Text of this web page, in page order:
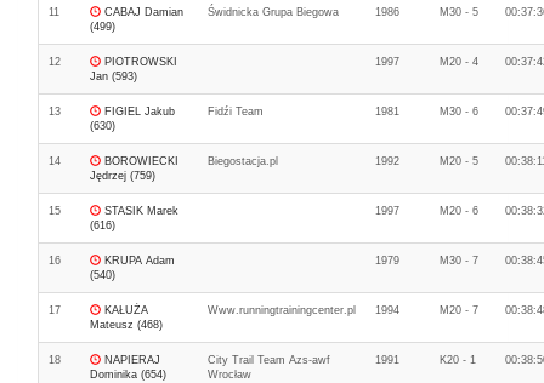
11
CABAJ Damian
(499)
Świdnicka Grupa Biegowa 1986 M30 - 5
12
PIOTROWSKI
Jan (593)
1997 M20 - 4
13
FIGIEL Jakub
(630)
Fidźi Team 1981 M30 - 6
14
BOROWIECKI
Jędrzej (759)
Biegostacja.pl 1992 M20 - 5
15
STASIK Marek
(616)
1997 M20 - 6
16
KRUPA Adam
(540)
1979 M30 - 7
17
KAŁUŻA
Mateusz (468)
Www.runningtrainingcenter.pl 1994 M20 - 7
18
NAPIERAJ
Dominika (654)
City Trail Team Azs-awf
Wrocław
1991 K20 - 1